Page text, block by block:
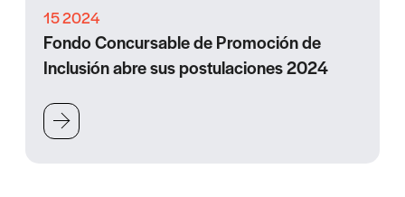
15 2024
Fondo Concursable de Promoción de
Inclusión abre sus postulaciones 2024